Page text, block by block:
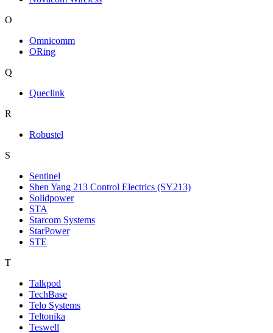
O
Omnicomm
ORing
Q
Queclink
R
Robustel
S
Sentinel
Shen Yang 213 Control Electrics (SY213)
Solidpower
STA
Starcom Systems
StarPower
STE
T
Talkpod
TechBase
Telo Systems
Teltonika
Teswell